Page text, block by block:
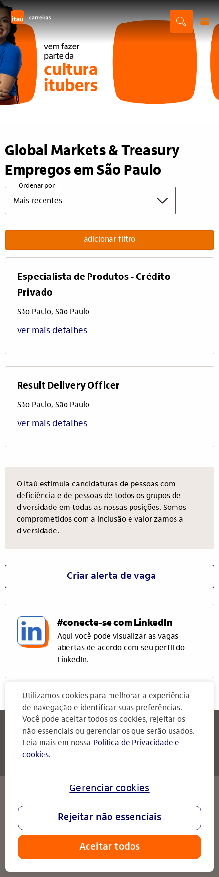
Ordenar por
Global Markets & Treasury
Empregos em São Paulo
adicionar filtro
Especialista de Produtos - Crédito
Privado
São Paulo, São Paulo
ver mais detalhes
Result Delivery Officer
São Paulo, São Paulo
ver mais detalhes
O Itaú estimula candidaturas de pessoas com
deficiência e de pessoas de todos os grupos de
diversidade em todas as nossas posições. Somos
comprometidos com a inclusão e valorizamos a
diversidade.
Criar alerta de vaga
#conecte-se com LinkedIn
Aqui você pode visualizar as vagas
abertas de acordo com seu perfil do
LinkedIn.
Itaú
Attendimento Itaú
Para Empresas
Attendimento Itaú
sobre o Itaú
ajuda
Utilizamos cookies para melhorar a experiência
de navegação e identificar suas preferências.
Você pode aceitar todos os cookies, rejeitar os
não essenciais ou gerenciar os que serão usados.
Leia mais em nossa Política de Privacidade e
cookies.
Gerenciar cookies
Rejeitar não essenciais
Aceitar todos